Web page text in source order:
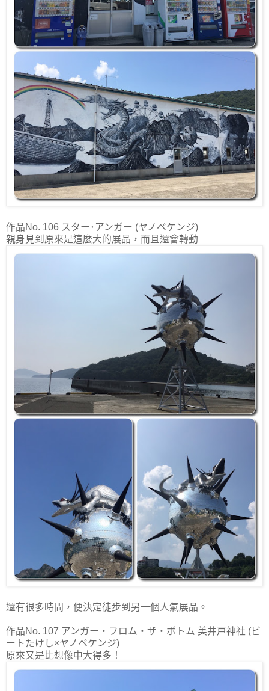
作品No. 106 スター･アンガー (ヤノベケンジ)
親身見到原來是這麼大的展品，而且還會轉動
還有很多時間，便決定徒步到另一個人氣展品。
作品No. 107 アンガー・フロム・ザ・ボトム 美井戸神社 (ビ
ートたけし×ヤノベケンジ)
原來又是比想像中大得多！